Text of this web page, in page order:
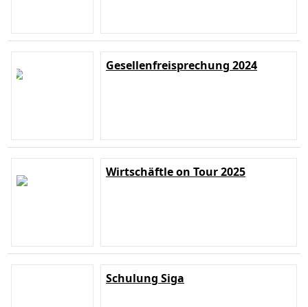
Gesellenfreisprechung 2024
Wirtschäftle on Tour 2025
Schulung Siga